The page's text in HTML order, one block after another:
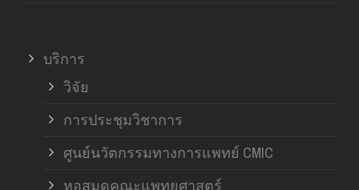
บริการ
วิจัย
การประชุมวิชาการ
ศูนย์นวัตกรรมทางการแพทย์ CMIC
หอสมุดคณะแพทยศาสตร์